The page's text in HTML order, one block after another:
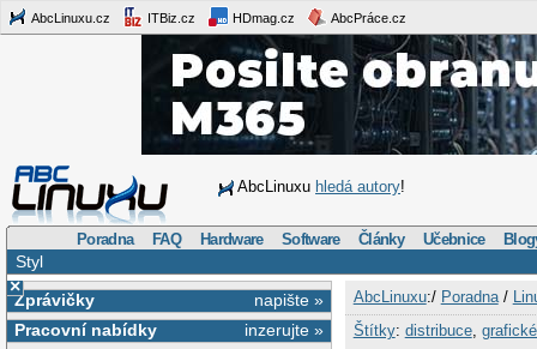
AbcLinuxu.cz ITBiz.cz HDmag.cz AbcPráce.cz
AbcLinuxu hledá autory!
Poradna FAQ Hardware Software Články Učebnice
Styl
×
napište »
Zprávičky
inzerujte »
Pracovní nabídky
AbcLinuxu:/ Poradna/
Štítky: distribuce,